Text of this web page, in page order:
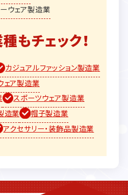
ウェア製造業
もチェック！
カジュアルファッション製造業
ェア製造業
スポーツウェア製造業
造業
帽子製造業
アクセサリー・装飾品製造業